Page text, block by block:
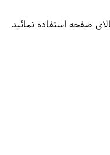
صفحه استفاده نمائید